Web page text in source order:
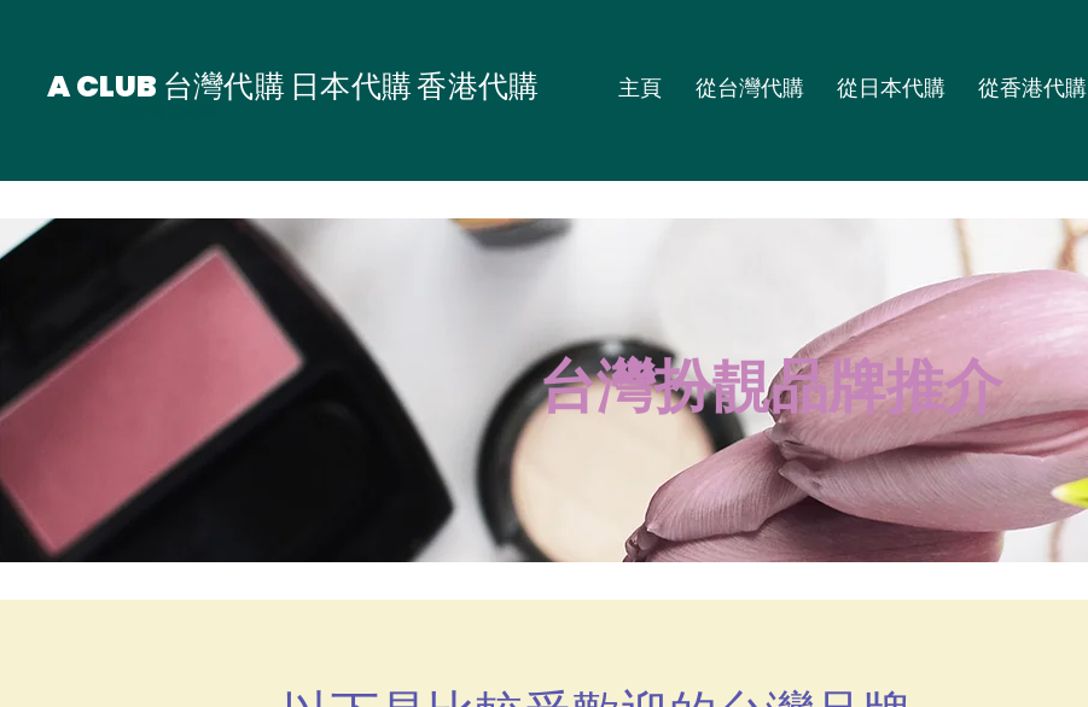
A CLUB 台灣代購 日本代購 香港代購 主頁 從台灣代購 從日本代購 從香港代購
台灣扮靚品牌推介